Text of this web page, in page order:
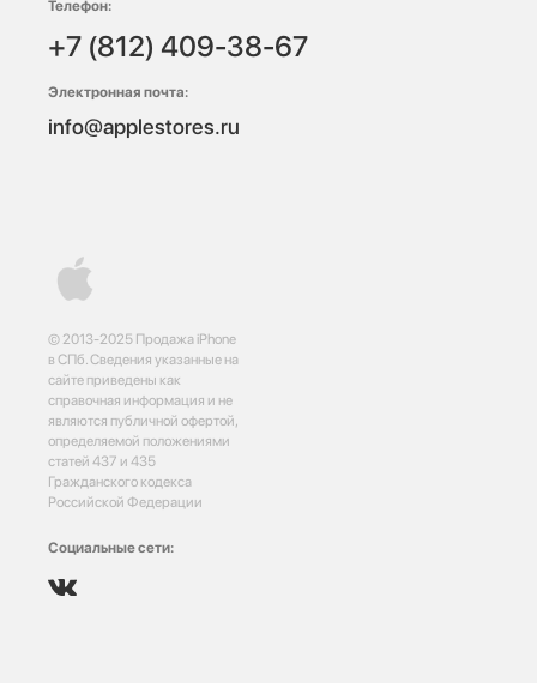
© 2013-2025 Продажа iPhone
в СПб. Сведения указанные на
сайте приведены как
справочная информация и не
являются публичной офертой,
определяемой положениями
статей 437 и 435
Гражданского кодекса
Российской Федерации
Социальные сети:
Телефон:
+7 (812) 409-38-67
Электронная почта:
info@applestores.ru